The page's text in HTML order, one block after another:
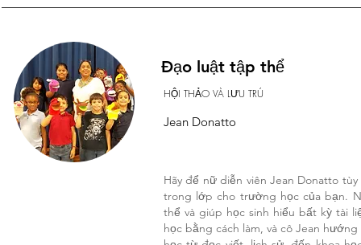
Đạo luật tập thể
HỘI THẢO VÀ LƯU TRÚ
Jean Donatto
Hãy để nữ diễn viên Jean Donatto
trong lớp cho trường học của bạn.
thể và giúp học sinh hiểu bất kỳ tài
học bằng cách làm, và cô Jean